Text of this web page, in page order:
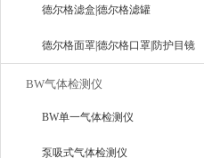
器
德尔格滤盒|德尔格滤罐
德尔格面罩|德尔格口罩|防护目镜
BW气体检测仪
BW单一气体检测仪
泵吸式气体检测仪